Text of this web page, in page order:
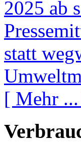
2025 ab
statt
[ Mehr